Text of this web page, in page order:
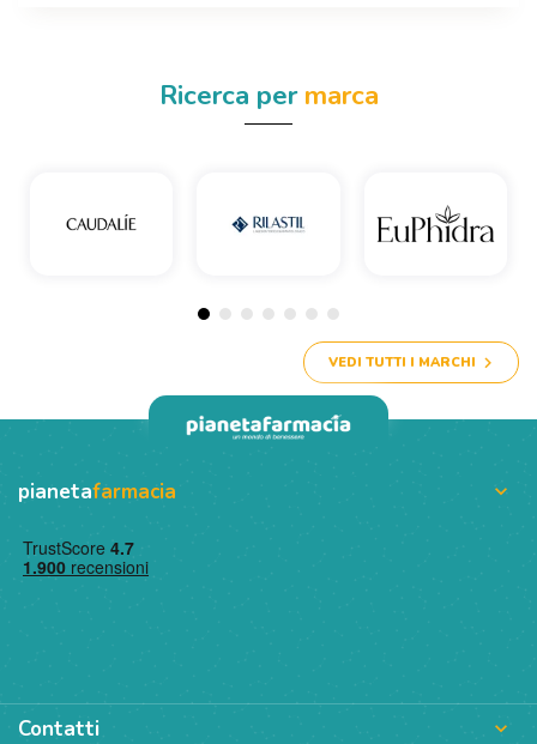
Ricerca permarca
VEDI TUTTI I MARCHI
pianetafarmacia 
Contatti 